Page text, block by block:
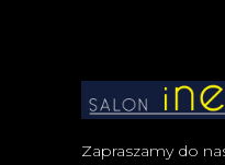
Zapraszamy do